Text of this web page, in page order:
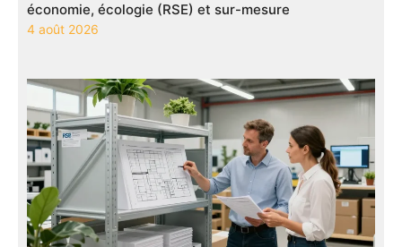
économie, écologie (RSE) et sur-mesure
4 août 2026